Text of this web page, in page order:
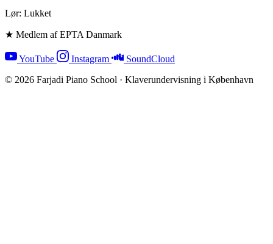
Lør: Lukket
★ Medlem af EPTA Danmark
YouTube Instagram
SoundCloud
© 2026 Farjadi Piano School · Klaverundervisning i København